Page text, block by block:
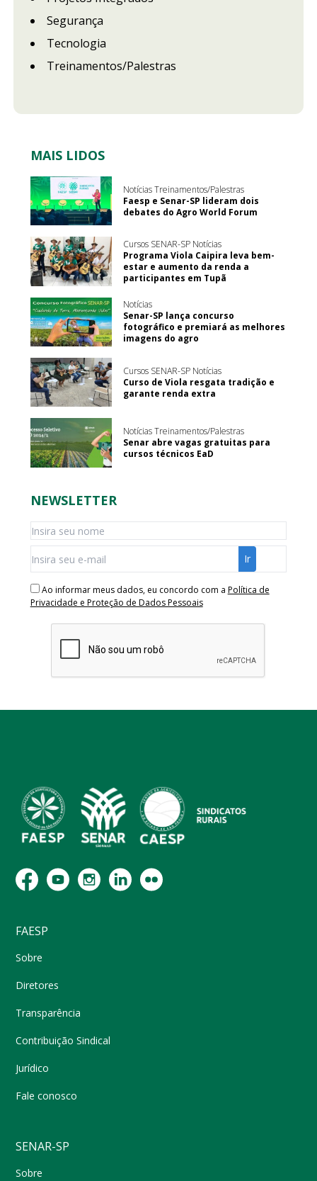
Segurança
Tecnologia
Treinamentos/Palestras
MAIS LIDOS
Notícias Treinamentos/Palestras
Faesp e Senar-SP lideram dois
debates do Agro World Forum
Cursos SENAR-SP Notícias
Programa Viola Caipira leva bem-
estar e aumento da renda a
participantes em Tupã
Notícias
Senar-SP lança concurso
fotográfico e premiará as melhores
imagens do agro
Cursos SENAR-SP Notícias
Curso de Viola resgata tradição e
garante renda extra
Notícias Treinamentos/Palestras
Senar abre vagas gratuitas para
cursos técnicos EaD
NEWSLETTER
Ao informar meus dados, eu concordo com a Política de
Privacidade e Proteção de Dados Pessoais
FAESP
Sobre
Diretores
Transparência
Contribuição Sindical
Jurídico
Fale conosco
SENAR-SP
Sobre